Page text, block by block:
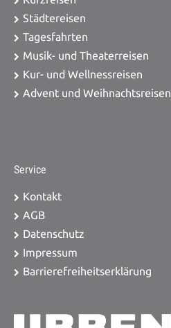
Städtereisen
Tagesfahrten
Musik- und Theaterreisen
Kur- und Wellnessreisen
Advent und Weihnachtsreisen
Service
Kontakt
AGB
Datenschutz
Impressum
Barrierefreiheitserklärung